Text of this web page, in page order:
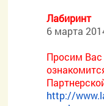
Лабиринт
6 марта
Просим Вас
http://